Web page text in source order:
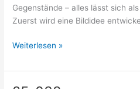
Gegenstände – alles lässt sich
Zuerst wird eine Bildidee
Weiterlesen »